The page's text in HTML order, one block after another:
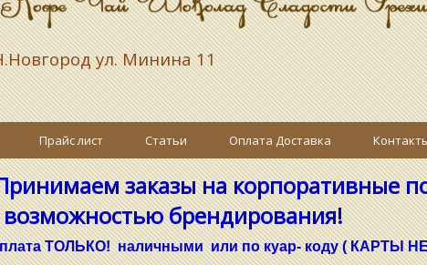
ул. Минина 11
Прайс лист Статьи Оплата Доставка
заказы на корпоративные
возможностью брендирования!
ТОЛЬКО! наличными или по куар- коду ( КАРТЫ